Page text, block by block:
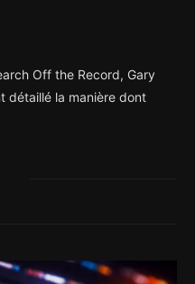
Off the Record, Gary
détaillé la manière dont